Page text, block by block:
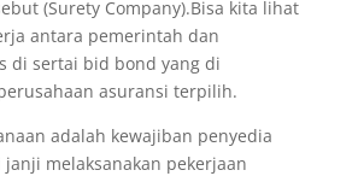
(Surety Company).Bisa kita lihat
antara pemerintah dan
di sertai bid bond yang di
asuransi terpilih.
adalah kewajiban penyedia
melaksanakan pekerjaan